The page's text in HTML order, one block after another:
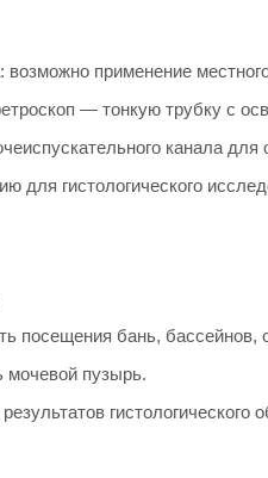
применение
— тонкую трубку с
канала
для гистологического
посещения бань, бассейнов,
мочевой пузырь.
гистологического